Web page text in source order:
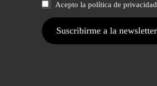
Acepto la política de privacidad